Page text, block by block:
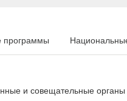
программы
и совещательные органы